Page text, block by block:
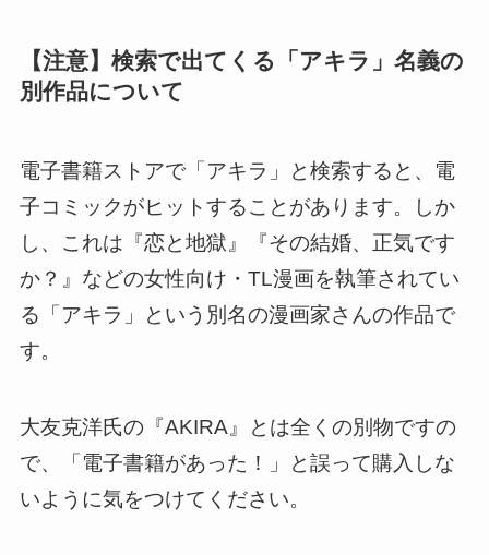
【注意】検索で出てくる「アキラ」名義の
別作品について
電子書籍ストアで「アキラ」と検索すると、電
子コミックがヒットすることがあります。しか
し、これは『恋と地獄』『その結婚、正気です
か？』などの女性向け・TL漫画を執筆されてい
る「アキラ」という別名の漫画家さんの作品で
す。
大友克洋氏の『AKIRA』とは全くの別物ですの
で、「電子書籍があった！」と誤って購入しな
いように気をつけてください。